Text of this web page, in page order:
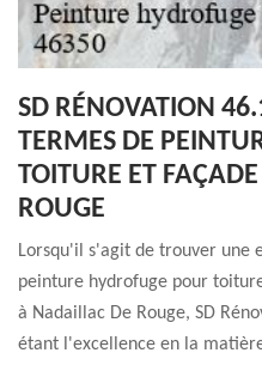
SD RÉNOVATION
TERMES DE
TOITURE ET
ROUGE
Lorsqu'il s'agit de trouver une
peinture hydrofuge pour
à Nadaillac De Rouge, SD
étant l'excellence en la